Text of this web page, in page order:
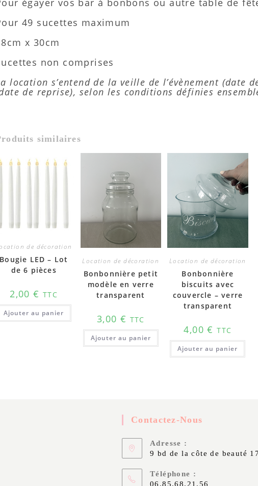
49 sucettes maximum
x 30cm
non comprises
location s’entend de la veille de l’évènement (date
de reprise), selon les conditions définies
similaires
de décoration
Bougie LED – Lot
de 6 pièces
2,00€ TTC
Ajouter au panier
Location de décoration
Bonbonnière petit
modèle en verre
transparent
3,00 € TTC
Ajouter au panier
Location de décoration
Bonbonnière
biscuits avec
couvercle – verre
transparent
4,00€ TTC
Ajouter au panier
Contactez-Nous
Adresse :
9 bd de la côte de beauté
Téléphone :
06.85.68.21.56